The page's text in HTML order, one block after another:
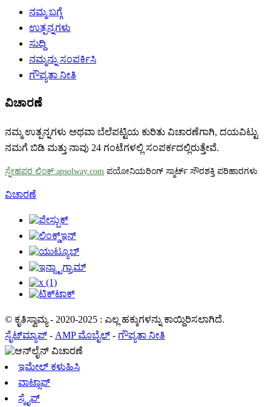
ನಮ್ಮ ಬಗ್ಗೆ
ಉತ್ಪನ್ನಗಳು
ಸುದ್ದಿ
ನಮ್ಮನ್ನು ಸಂಪರ್ಕಿಸಿ
ಗೌಪ್ಯತಾ ನೀತಿ
ವಿಚಾರಣೆ
ನಮ್ಮ ಉತ್ಪನ್ನಗಳು ಅಥವಾ ಬೆಲೆಪಟ್ಟಿಯ ಕುರಿತು ವಿಚಾರಣೆಗಾಗಿ, ದಯವಿಟ್ಟು
ನಮಗೆ ಬಿಡಿ ಮತ್ತು ನಾವು 24 ಗಂಟೆಗಳಲ್ಲಿ ಸಂಪರ್ಕದಲ್ಲಿರುತ್ತೇವೆ.
ಸ್ನೇಹಪರ ಲಿಂಕ್:apsolway.com ಪಯೋನಿಯರಿಂಗ್ ಸ್ಮಾರ್ಟ್ ಸೌರಶಕ್ತಿ ಪರಿಹಾರಗಳು
ವಿಚಾರಣೆ
© ಕೃತಿಸ್ವಾಮ್ಯ - 2020-2025 : ಎಲ್ಲ ಹಕ್ಕುಗಳನ್ನು ಕಾಯ್ದಿರಿಸಲಾಗಿದೆ.
ಸೈಟ್‌ಮ್ಯಾಪ್ - AMP ಮೊಬೈಲ್ - ಗೌಪ್ಯತಾ ನೀತಿ
ಇಮೇಲ್ ಕಳುಹಿಸಿ
ವಾಟ್ಸಾಪ್
ಸ್ಕೈಪ್